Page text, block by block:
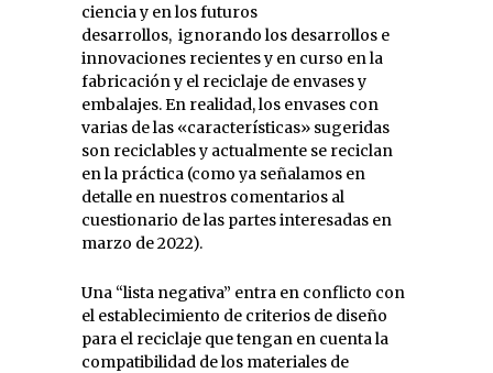
ciencia y en los futuros
desarrollos, ignorando los desarrollos e
innovaciones recientes y en curso en la
fabricación y el reciclaje de envases y
embalajes. En realidad, los envases con
varias de las «características» sugeridas
son reciclables y actualmente se reciclan
en la práctica (como ya señalamos en
detalle en nuestros comentarios al
cuestionario de las partes interesadas en
marzo de 2022).
Una “lista negativa” entra en conflicto con
el establecimiento de criterios de diseño
para el reciclaje que tengan en cuenta la
compatibilidad de los materiales de